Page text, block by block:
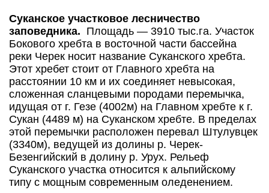
Суканское участковое лесничество
заповедника. Площадь — 3910 тыс.га. Участок
Бокового хребта в восточной части бассейна
реки Черек носит название Суканского хребта.
Этот хребет стоит от Главного хребта на
расстоянии 10 км и их соединяет невысокая,
сложенная сланцевыми породами перемычка,
идущая от г. Гезе (4002м) на Главном хребте к г.
Сукан (4489 м) на Суканском хребте. В пределах
этой перемычки расположен перевал Штулувцек
(3340м), ведущей из долины р. Черек-
Безенгийский в долину р. Урух. Рельеф
Суканского участка относится к альпийскому
типу с мощным современным оледенением.